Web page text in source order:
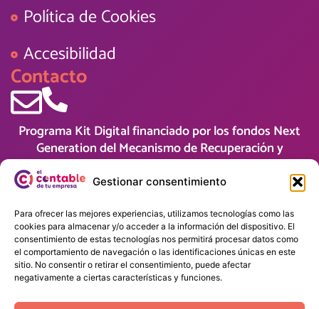
Gestionar consentimiento
Para ofrecer las mejores experiencias, utilizamos tecnologías como las
cookies para almacenar y/o acceder a la información del dispositivo. El
consentimiento de estas tecnologías nos permitirá procesar datos como
el comportamiento de navegación o las identificaciones únicas en este
sitio. No consentir o retirar el consentimiento, puede afectar
negativamente a ciertas características y funciones.
Política de Cookies
Accesibilidad
Contacto
Programa Kit Digital financiado por los fondos Next
Generation del Mecanismo de Recuperación y
Resiliencia